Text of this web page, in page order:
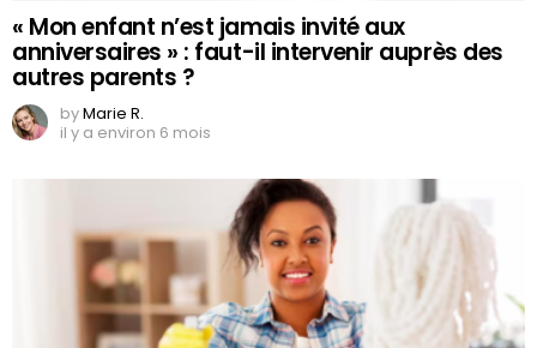
« Mon enfant n’est jamais invité aux
anniversaires » : faut-il intervenir auprès des
autres parents ?
byMarie R.
il y a environ 6 mois